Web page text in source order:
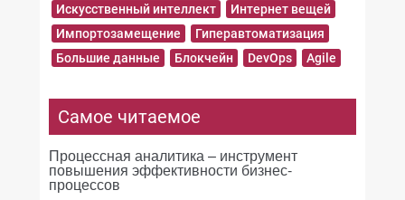
Искусственный интеллект
Интернет вещей
Импортозамещение
Гиперавтоматизация
Большие данные
Блокчейн DevOps Agile
Самое читаемое
Процессная аналитика – инструмент
повышения эффективности бизнес-
процессов